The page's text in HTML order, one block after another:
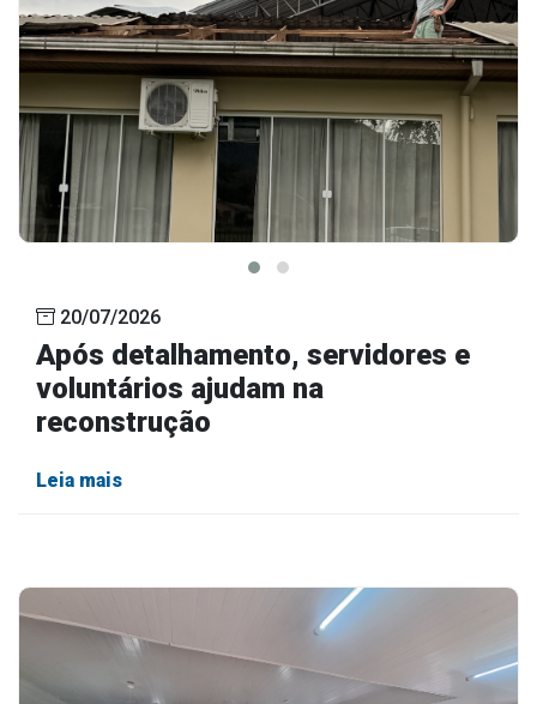
20/07/2026
Após detalhamento, servidores e
voluntários ajudam na
reconstrução
Leia mais